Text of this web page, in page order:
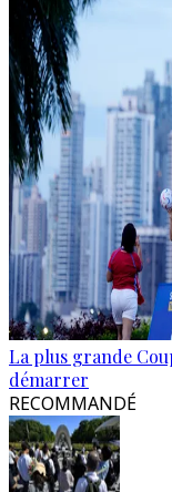
La plus grande
démarrer
RECOMMANDÉ